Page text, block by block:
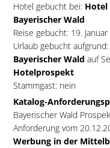
Hotel gebucht bei:Hotel
Bayerischer Wald
Reise gebucht: 19.
Urlaub gebucht
Bayerischer Wald auf
Hotelprospekt
Stammgast: nein
Katalog-
Bayerischer Wald
Anforderung vom
Werbung in der